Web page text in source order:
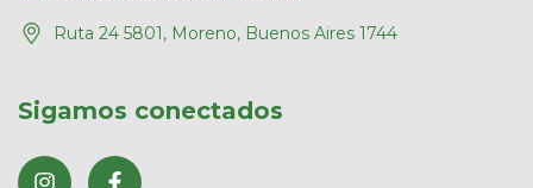
Ruta 24 5801, Moreno, Buenos Aires 1744
Sigamos conectados